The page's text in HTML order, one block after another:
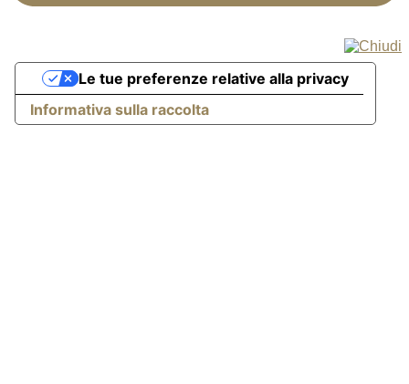
Informativa sulla raccolta
Le tue preferenze relative alla privacy